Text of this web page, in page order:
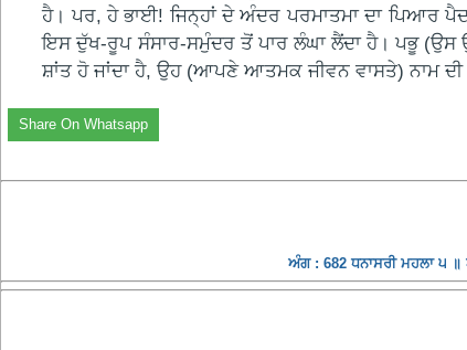
ਹੈ। ਪਰ, ਹੇ ਭਾਈ! ਜਿਨ੍ਹਾਂ ਦੇ ਅੰਦਰ ਪਰਮਾਤਮਾ ਦਾ ਪਿਆਰ
ਇਸ ਦੁੱਖ-ਰੂਪ ਸੰਸਾਰ-ਸਮੁੰਦਰ ਤੋਂ ਪਾਰ ਲੰਘਾ ਲੈਂਦਾ ਹੈ। ਪਭੂ (ਉਸ
ਸ਼ਾਂਤ ਹੋ ਜਾਂਦਾ ਹੈ, ਉਹ (ਆਪਣੇ ਆਤਮਕ ਜੀਵਨ ਵਾਸਤੇ) ਨਾਮ ਦੀ
Share On Whatsapp
ਅੰਗ : 682 ਧਨਾਸਰੀ ਮਹਲਾ ੫